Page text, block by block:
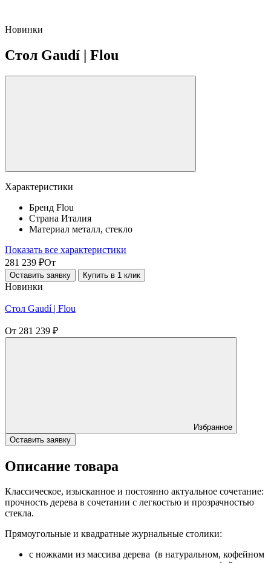
Новинки
Стол Gaudí | Flou
Характеристики
Бренд Flou
Страна Италия
Материал металл, стекло
Показать все характеристики
281 239 ₽От
Оставить заявку Купить в 1 клик
Новинки
Стол Gaudí | Flou
От 281 239 ₽
Избранное
Оставить заявку
Описание товара
Классическое, изысканное и постоянно актуальное сочетание:
прочность дерева в сочетании с легкостью и прозрачностью
стекла.
Прямоугольные и квадратные журнальные столики:
с ножками из массива дерева (в натуральном, кофейном